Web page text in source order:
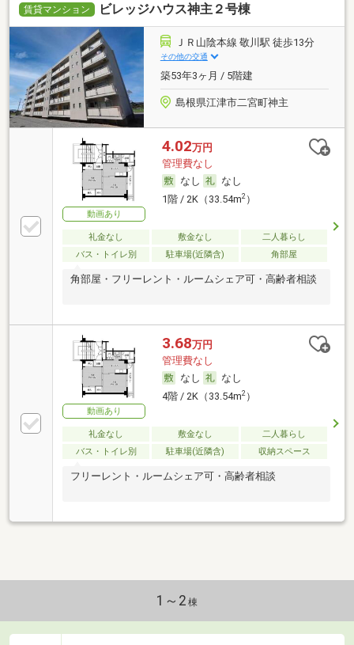
賃貸マンション ビレッジハウス神主２号棟
ＪＲ山陰本線 敬川駅 徒歩13分
その他の交通
築53年3ヶ月 / 5階建
島根県江津市二宮町神主
動画あり
4.02万円
管理費なし
なし
なし
1階 / 2K（33.54m2）
礼金なし 敷金なし
二人暮らし
バス・トイレ別
駐車場(近隣含) 角部屋
角部屋・フリーレント・ルームシェア可・高齢者相談
動画あり
3.68万円
管理費なし
なし
なし
4階 / 2K（33.54m2）
礼金なし 敷金なし
二人暮らし
バス・トイレ別
駐車場(近隣含) 収納スペース
フリーレント・ルームシェア可・高齢者相談
1～2 棟